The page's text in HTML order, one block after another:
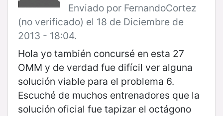
Enviado por FernandoCortez
(no verificado) el 18 de Diciembre de
2013 - 18:04.
Hola yo también concursé en esta 27
OMM y de verdad fue difícil ver alguna
solución viable para el problema 6.
Escuché de muchos entrenadores que la
solución oficial fue tapizar el octágono